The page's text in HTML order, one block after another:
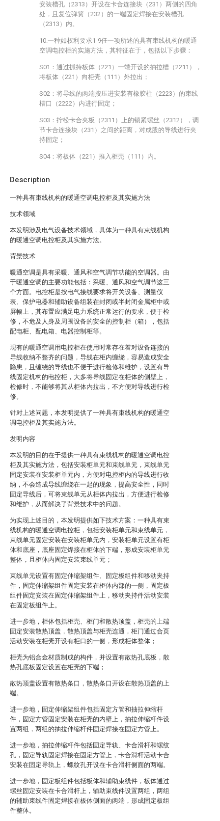
Description
一种具有束线机构的暖通空调电控柜及其实施方法
技术领域
本发明涉及电气设备技术领域，具体为一种具有束线机构
的暖通空调电控柜及其实施方法。
背景技术
暖通空调是具有采暖、通风和空气调节功能的空调器。由
于暖通空调的主要功能包括：采暖、通风和空气调节这三
个方面。电控柜是按电气接线要求将开关设备、测量仪
表、保护电器和辅助设备组装在封闭或半封闭金属柜中或
屏幅上，其布置应满足电力系统正常运行的要求，便于检
修，不危及人身及周围设备的安全的控制柜（箱），包括
配电柜、配电箱、电器控制柜等。
现有的暖通空调用电控柜在使用时常存在着对设备连接的
导线收纳不整齐的问题，导线在柜内缠绕，容易造成安全
隐患，且缠绕的导线也不便于进行检修和维护，设置有导
线固定机构的电控柜，大多将导线固定在柜体的侧壁上，
检修时，不能够将其从柜体内拉出，不方便对导线进行检
修。
针对上述问题，本发明提供了一种具有束线机构的暖通空
调电控柜及其实施方法。
发明内容
本发明的目的在于提供一种具有束线机构的暖通空调电控
柜及其实施方法，包括安装柜单元和束线单元，束线单元
固定安装在安装柜单元内，方便对电控柜内的导线进行收
纳，不会造成导线缠绕在一起的现象，提高安全性，同时
固定导线后，可将束线单元从柜体内拉出，方便进行检修
和维护，从而解决了背景技术中的问题。
为实现上述目的，本发明提供如下技术方案：一种具有束
线机构的暖通空调电控柜，包括安装柜单元和束线单元，
束线单元固定安装在安装柜单元内，安装柜单元设置有柜
体和底座，底座固定焊接在柜体的下端，形成安装柜单元
整体，且柜体内固定安装束线单元；
束线单元设置有固定伸缩架组件、固定板组件和移动夹持
件，固定伸缩架组件固定安装在柜体内部的一侧，固定板
组件固定安装在固定伸缩架组件上，移动夹持件活动安装
在固定板组件上。
进一步地，柜体包括柜壳、柜门和散热顶盖，柜壳的上端
固定安装散热顶盖，散热顶盖与柜壳连通，柜门通过合页
活动安装在柜壳开设有柜口的一侧，形成柜体整体；
柜壳为铝合金材质制成的构件，并设置有散热孔底板，散
热孔底板固定设置在柜壳的下端；
散热顶盖设置有散热条口，散热条口开设在散热顶盖的上
端。
进一步地，固定伸缩架组件包括固定方管和抽拉伸缩杆
件，固定方管固定安装在柜壳的内壁上，抽拉伸缩杆件设
置两组，两组的抽拉伸缩杆件固定焊接在固定方管上。
进一步地，抽拉伸缩杆件包括固定导轨、卡合滑杆和螺纹
孔，固定导轨固定焊接在固定方管上，卡合滑杆活动卡合
安装在固定导轨上，螺纹孔开设在卡合滑杆侧面的两端。
进一步地，固定板组件包括板体和辅助束线件，板体通过
螺丝固定安装在卡合滑杆上，辅助束线件设置两组，两组
的辅助束线件固定焊接在板体侧面的两端，形成固定板组
件整体。
安装槽孔（2313）开设在卡合连接块（231）两侧的四角
处，且复位弹簧（232）的一端固定焊接在安装槽孔
（2313）内。
10.一种如权利要求1-9任一项所述的具有束线机构的暖通
空调电控柜的实施方法，其特征在于，包括以下步骤：
S01：通过抓持板体（221）一端开设的抽拉槽（2211），
将板体（221）向柜壳（111）外拉出；
S02：将导线的两端按压进安装有橡胶柱（2223）的束线
槽口（2222）内进行固定；
S03：拧松卡合夹板（2311）上的锁紧螺丝（2312），调
节卡合连接块（231）之间的距离，对成股的导线进行夹
持固定；
S04：将板体（221）推入柜壳（111）内。